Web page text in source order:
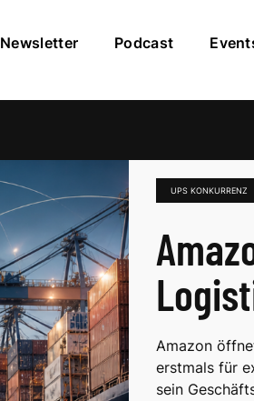
Newsletter Podcast
UPS KONKURRENZ
Amazon
erstmals für
sein